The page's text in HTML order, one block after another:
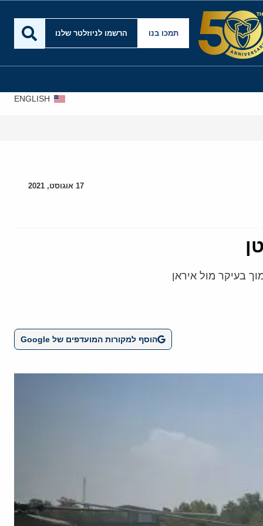
תמכו בנו הרשמו לניוזלטר שלנו
ENGLISH
17 אוגוסט, 2021
בעיקר מול איראן
הוסף למקורות המועדפים של Google